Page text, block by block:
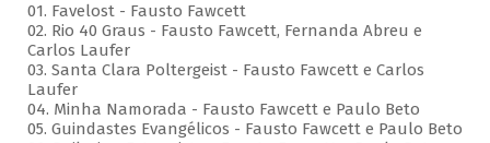
01. Favelost - Fausto Fawcett
02. Rio 40 Graus - Fausto Fawcett, Fernanda Abreu e
Carlos Laufer
03. Santa Clara Poltergeist - Fausto Fawcett e Carlos
Laufer
04. Minha Namorada - Fausto Fawcett e Paulo Beto
05. Guindastes Evangélicos - Fausto Fawcett e Paulo Beto